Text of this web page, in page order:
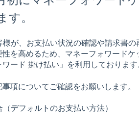
す。
様が、お支払い状況の確認や請求書
を高めるため、マネーフォワード
ード 掛け払い 」を利用しております
項についてご確認をお願いします。
デフォルトのお支払い方法）